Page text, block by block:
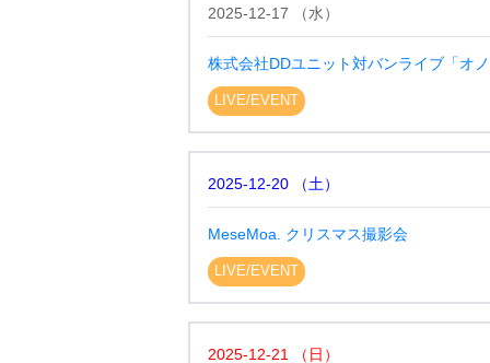
2025-12-17 （水）
株式会社DDユニット対バンライブ「オノ
LIVE/EVENT
2025-12-20 （土）
MeseMoa. クリスマス撮影会
LIVE/EVENT
2025-12-21 （ 日 ）